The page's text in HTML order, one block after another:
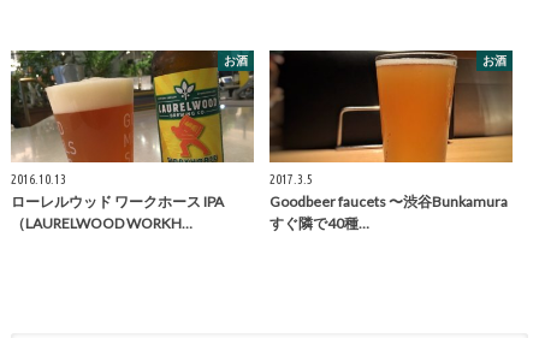
お酒
2016.10.13
ローレルウッド ワークホース IPA
（LAURELWOOD WORKH…
お酒
2017.3.5
Goodbeer faucets 〜渋谷Bunkamura
すぐ隣で40種…